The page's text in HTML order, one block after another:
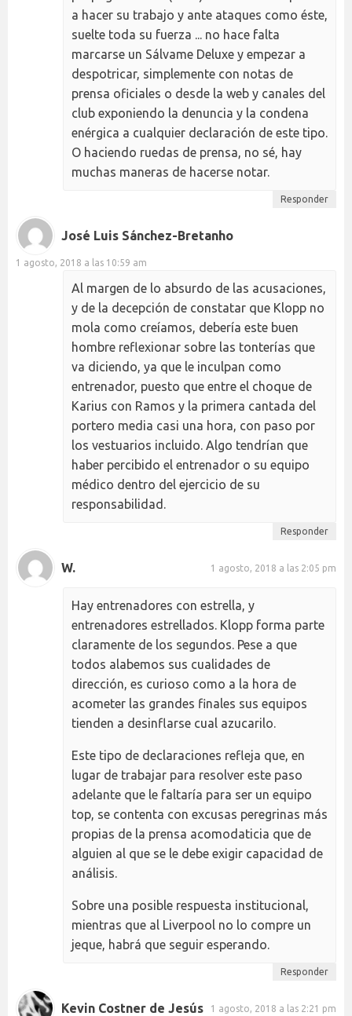
a hacer su trabajo y ante ataques como éste,
suelte toda su fuerza ... no hace falta
marcarse un Sálvame Deluxe y empezar a
despotricar, simplemente con notas de
prensa oficiales o desde la web y canales del
club exponiendo la denuncia y la condena
enérgica a cualquier declaración de este tipo.
O haciendo ruedas de prensa, no sé, hay
muchas maneras de hacerse notar.
Responder
José Luis Sánchez-Bretanho
1 agosto, 2018 a las 10:59 am
Al margen de lo absurdo de las acusaciones,
y de la decepción de constatar que Klopp no
mola como creíamos, debería este buen
hombre reflexionar sobre las tonterías que
va diciendo, ya que le inculpan como
entrenador, puesto que entre el choque de
Karius con Ramos y la primera cantada del
portero media casi una hora, con paso por
los vestuarios incluido. Algo tendrían que
haber percibido el entrenador o su equipo
médico dentro del ejercicio de su
responsabilidad.
Responder
W. 1 agosto, 2018 a las 2:05 pm
Hay entrenadores con estrella, y
entrenadores estrellados. Klopp forma parte
claramente de los segundos. Pese a que
todos alabemos sus cualidades de
dirección, es curioso como a la hora de
acometer las grandes finales sus equipos
tienden a desinflarse cual azucarilo.
Este tipo de declaraciones refleja que, en
lugar de trabajar para resolver este paso
adelante que le faltaría para ser un equipo
top, se contenta con excusas peregrinas más
propias de la prensa acomodaticia que de
alguien al que se le debe exigir capacidad de
análisis.
Sobre una posible respuesta institucional,
mientras que al Liverpool no lo compre un
jeque, habrá que seguir esperando.
Responder
Kevin Costner de Jesús 1 agosto, 2018 a las 2:21 pm